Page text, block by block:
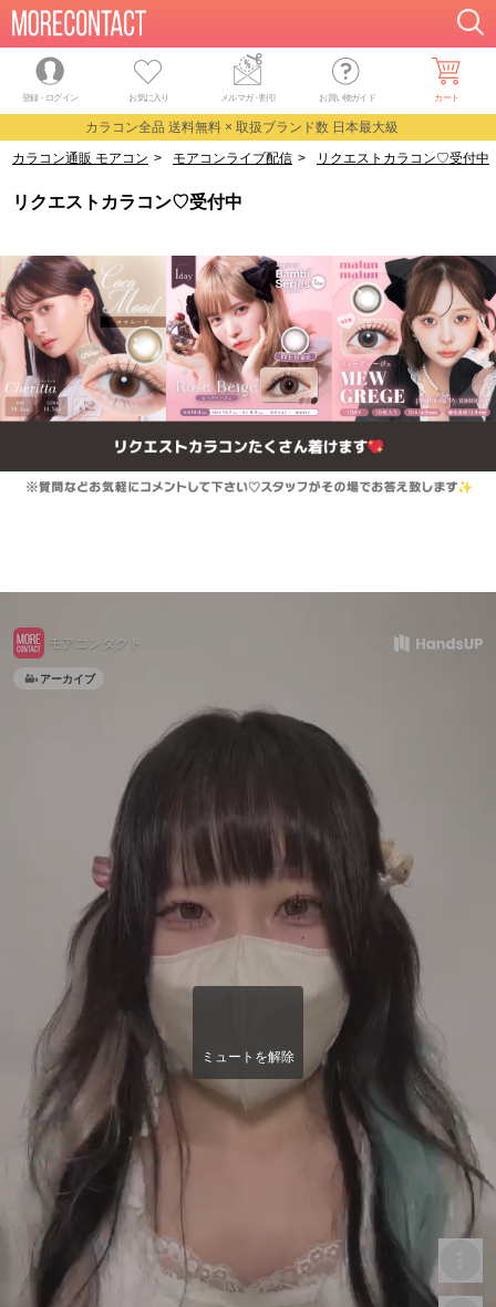
登録・ログイン お気に入り メルマガ・割引 お買い物ガイド カート
カラコン全品 送料無料 × 取扱ブランド数 日本最大級
カラコン通販 モアコン > モアコンライブ配信 > リクエストカラコン♡受付中
リクエストカラコン♡受付中